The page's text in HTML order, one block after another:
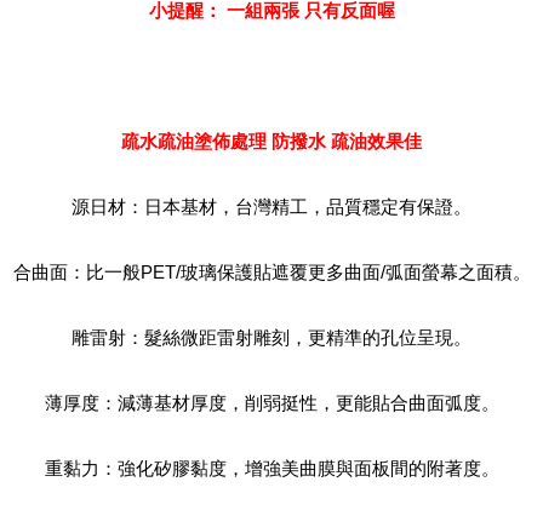
小提醒： 一組兩張 只有反面喔
疏水疏油塗佈處理 防撥水 疏油效果佳
源日材：日本基材，台灣精工，品質穩定有保證。
合曲面：比一般PET/玻璃保護貼遮覆更多曲面/弧面螢幕之面積。
雕雷射：髮絲微距雷射雕刻，更精準的孔位呈現。
薄厚度：減薄基材厚度，削弱挺性，更能貼合曲面弧度。
重黏力：強化矽膠黏度，增強美曲膜與面板間的附著度。